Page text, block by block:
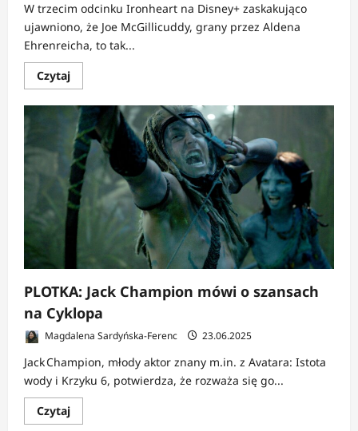
W trzecim odcinku Ironheart na Disney+ zaskakująco
ujawniono, że Joe McGillicuddy, grany przez Aldena
Ehrenreicha, to tak...
CzytajDowiedz
się
o
NEWS:
Ironheart
odkrywa
rodzinne
sekrety
–
Zeke
Stane
ujawniony
PLOTKA: Jack Champion mówi o szansach
na Cyklopa
Magdalena Sardyńska-Ferenc 23.06.2025
Jack Champion, młody aktor znany m.in. z Avatara: Istota
wody i Krzyku 6, potwierdza, że rozważa się go...
CzytajDowiedz
się